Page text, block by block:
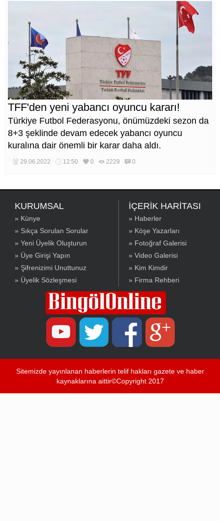
TFF'den yeni yabancı oyuncu kararı!
Türkiye Futbol Federasyonu, önümüzdeki sezon da
8+3 şeklinde devam edecek yabancı oyuncu
kuralına dair önemli bir karar daha aldı.
29.06.2022 12:50 0 2229 0
KURUMSAL
» Künye
» Sıkça Sorulan Sorular
» Yeni Üyelik Oluşturun
» Üye Girişi Yapın
» Şifrenizimi Unuttunuz
» Üyelik Sözleşmesi
İÇERİK HARİTASI
» Haberler
» Köşe Yazarları
» Fotoğraf Galerisi
» Video Galerisi
» Kim Kimdir
» Firma Rehberi
Sitemizde yayınlanan haberlerin telif hakları gazete ve haber
kaynaklarına aittir©Copyright 2017